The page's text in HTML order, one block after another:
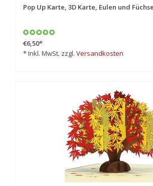
Pop Up Karte, 3D Karte, Eulen und
€6,50*
* Inkl. MwSt. zzgl. Versandkosten